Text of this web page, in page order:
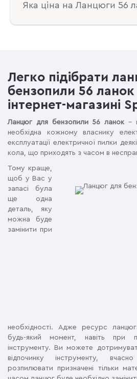
Яка ціна на Ланцюги 56
Легко підібрати
бензопили 56
інтернет-магазині
Ланцюг для бензопили 56 ланок–
необхідна кожному власнику
експлуатації електричної пилки
кола, що приходять з часом в
Тому краще,
щоб у Вас у
запасі була
ще одна
деталь, яку
можна буде
замінити при
необхідності. Адже ресурс
будь-який момент, навіть при
інструменту. Ви можете
відпочинку інструменту,
розпилювати призначені тільки